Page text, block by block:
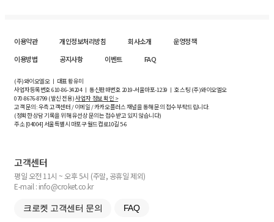
이용약관 개인정보처리방침 회사소개
운영정책
이용방법
공지사항 이벤트 FAQ
(주)와이오엘오 ㅣ 대표 황유미
사업자등록번호610-86-34204ㅣ 통신판매번호 2019-서울마포-1239 ㅣ 호스팅 (주)와이오엘오
070-8676-8799 (발신 전용)사업자 정보 확인 >
고객 문의: 우측 고객센터 / 이메일 / 카카오플러스 채널을 통해 문의 접수 부탁드립니다.
(정확한 상담 기록을 위해 유선상 문의는 접수받고 있지 않습니다)
주소 [04004] 서울특별시 마포구 월드컵로10길5-6
고객센터
평일 오전 11시 ~ 오후 5시 (주말, 공휴일 제외)
E-mail : info@croket.co.kr
크로켓 고객센터 문의 FAQ